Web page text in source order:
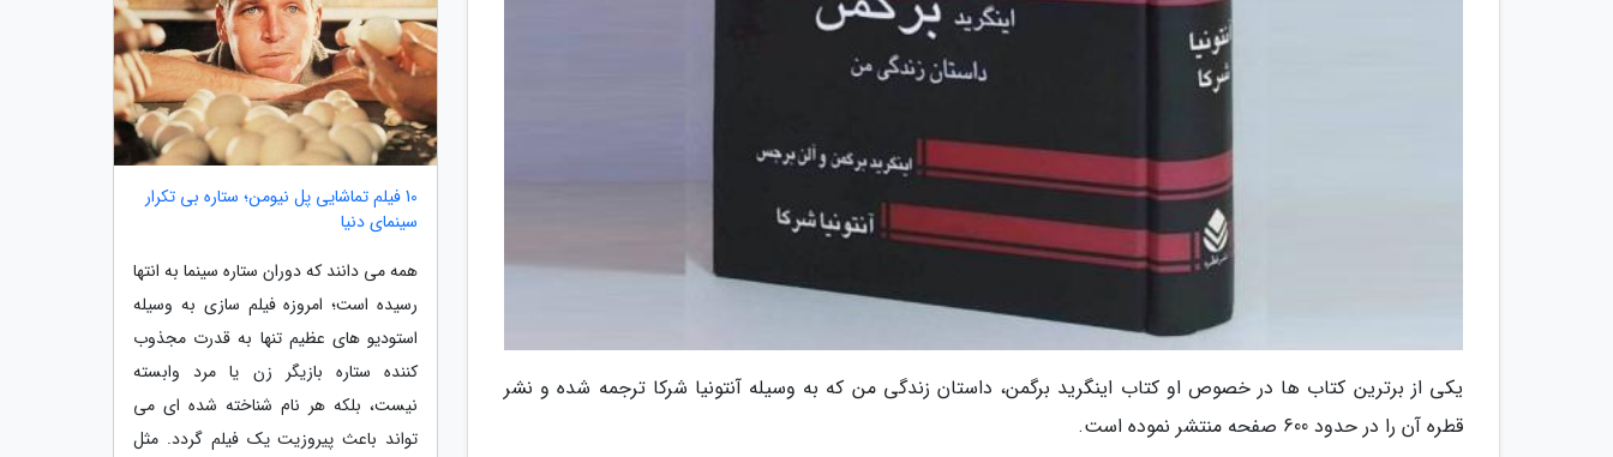
یکی از برترین کتاب ها در خصوص او کتاب اینگرید برگمن، داستان زندگی من که به وسیله آنتونیا شرکا ترجمه شده و نشر
قطره آن را در حدود 600 صفحه منتشر نموده است.
10 فیلم تماشایی پل نیومن؛ ستاره بی تکرار
سینمای دنیا
همه می دانند که دوران ستاره سینما به انتها
رسیده است؛ امروزه فیلم سازی به وسیله
استودیو های عظیم تنها به قدرت مجذوب
کننده ستاره بازیگر زن یا مرد وابسته
نیست، بلکه هر نام شناخته شده ای می
تواند باعث پیروزیت یک فیلم گردد. مثل